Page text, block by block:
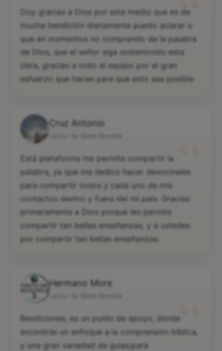
Doy gracias a Dios por este medio que es de
mucha bendición diariamente puedo aclarar o
que en momentos no comprendo de la palabra
de Dios, que el señor siga sosteniondo esta
obra, gracias a todo el equipo por el gran
esfuerzo que hacen para que esto sea posible
Cruz Antonio
“
Está plataforma me permite compartir la
palabra, ya que me dedico hacer devocinales
para compartir todos y cada uno de mis
contactos dentro y fuera del mi país. Gracias
primeramente a Dios porque les permite
compartir tan bellas enseñanzas, y a ustedes
por compartir tan bellas enseñanzas.
Hermano More
“
Bendiciones, es un punto de apoyo, dónde
encontrás un enfoque a la comprensión bíblica,
y una gran variedad de guías;para